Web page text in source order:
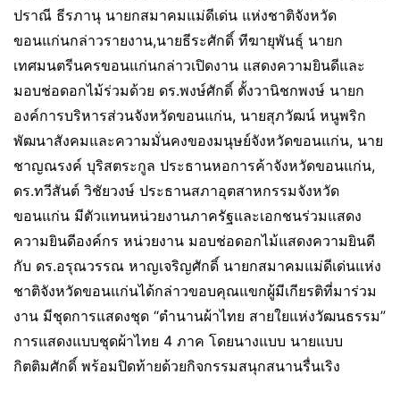
ปราณี ธีรภานุ นายกสมาคมแม่ดีเด่น แห่งชาติจังหวัด
ขอนแก่นกล่าวรายงาน,นายธีระศักดิ์ ทีฆายุพันธุ์ นายก
เทศมนตรีนครขอนแก่นกล่าวเปิดงาน แสดงความยินดีและ
มอบช่อดอกไม้ร่วมด้วย ดร.พงษ์ศักดิ์ ตั้งวานิชกพงษ์ นายก
องค์การบริหารส่วนจังหวัดขอนแก่น, นายสุภวัฒน์ หนูพริก
พัฒนาสังคมและความมั่นคงของมนุษย์จังหวัดขอนแก่น, นาย
ชาญณรงค์ บุริสตระกูล ประธานหอการค้าจังหวัดขอนแก่น,
ดร.ทวีสันต์ วิชัยวงษ์ ประธานสภาอุตสาหกรรมจังหวัด
ขอนแก่น มีตัวแทนหน่วยงานภาครัฐและเอกชนร่วมแสดง
ความยินดีองค์กร หน่วยงาน มอบช่อดอกไม้แสดงความยินดี
กับ ดร.อรุณวรรณ หาญเจริญศักดิ์ นายกสมาคมแม่ดีเด่นแห่ง
ชาติจังหวัดขอนแก่นได้กล่าวขอบคุณแขกผู้มีเกียรติที่มาร่วม
งาน มีชุดการแสดงชุด “ตำนานผ้าไทย สายใยแห่งวัฒนธรรม”
การแสดงแบบชุดผ้าไทย 4 ภาค โดยนางแบบ นายแบบ
กิตติมศักดิ์ พร้อมปิดท้ายด้วยกิจกรรมสนุกสนานรื่นเริง